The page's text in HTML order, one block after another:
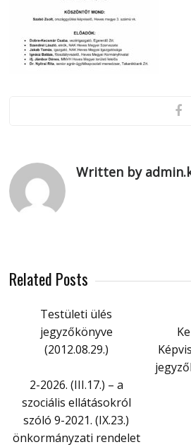
Written by
Related Posts
Testületi ülés
jegyzőkönyve
(2012.08.29.)
2-2026. (III.17.) – a
szociális ellátásokról
szóló 9-2021. (IX.23.)
önkormányzati rendelet